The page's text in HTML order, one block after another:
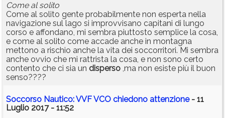
Come al solito
Come al solito gente probabilmente non esperta nella
navigazione sul lago si improvvisano capitani di lungo
corso e affondano, mi sembra piuttosto semplice la cosa,
e come al solito come accade anche in montagna
mettono a rischio anche la vita dei soccorritori. Mi sembra
anche ovvio che mi rattrista la cosa, e non sono certo
contento che ci sia un disperso ,ma non esiste più il buon
senso????
Soccorso Nautico: VVF VCO chiedono attenzione- 11
Luglio 2017 - 11:52